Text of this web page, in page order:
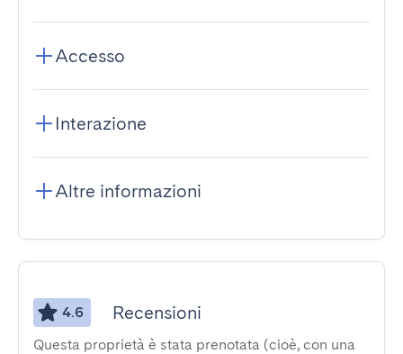
Accesso
Interazione
Altre informazioni
4.6 Recensioni
Questa proprietà è stata prenotata (cioè, con una